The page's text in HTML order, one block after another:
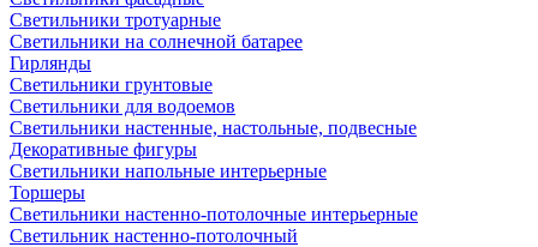
Светильники тротуарные
Светильники на солнечной батарее
Гирлянды
Светильники грунтовые
Светильники для водоемов
Светильники настенные, настольные, подвесные
Декоративные фигуры
Светильники напольные интерьерные
Торшеры
Светильники настенно-потолочные интерьерные
Светильник настенно-потолочный